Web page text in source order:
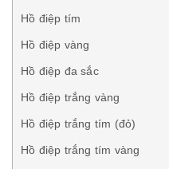
Hồ điệp tím
Hồ điệp vàng
Hồ điệp đa sắc
Hồ điệp trắng vàng
Hồ điệp trắng tím (đỏ)
Hồ điệp trắng tím vàng